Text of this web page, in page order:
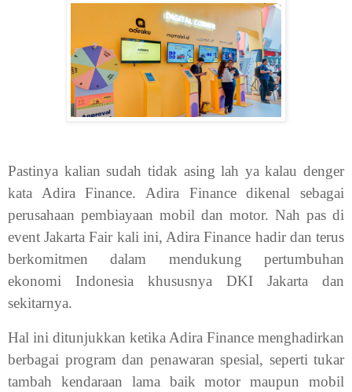
Pastinya kalian sudah tidak asing lah ya kalau denger
kata Adira Finance. Adira Finance dikenal sebagai
perusahaan pembiayaan mobil dan motor. Nah pas di
event Jakarta Fair kali ini, Adira Finance hadir dan terus
berkomitmen dalam mendukung pertumbuhan
ekonomi Indonesia khususnya DKI Jakarta dan
sekitarnya.
Hal ini ditunjukkan ketika Adira Finance menghadirkan
berbagai program dan penawaran spesial, seperti tukar
tambah kendaraan lama baik motor maupun mobil